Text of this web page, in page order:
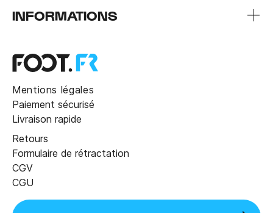
INFORMATIONS
Mentions légales
Paiement sécurisé
Livraison rapide
Retours
Formulaire de rétractation
CGV
CGU